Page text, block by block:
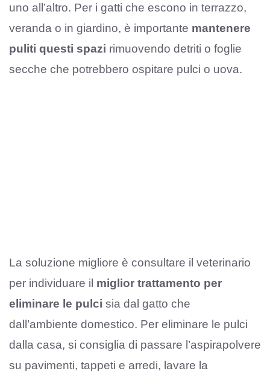
uno all’altro. Per i gatti che escono in terrazzo,
veranda o in giardino, è importante mantenere
puliti questi spazi rimuovendo detriti o foglie
secche che potrebbero ospitare pulci o uova.
La soluzione migliore è consultare il veterinario
per individuare il miglior trattamento per
eliminare le pulci sia dal gatto che
dall’ambiente domestico. Per eliminare le pulci
dalla casa, si consiglia di passare l’aspirapolvere
su pavimenti, tappeti e arredi, lavare la